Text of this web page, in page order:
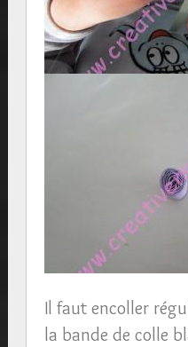
Il faut encoller
la bande de colle